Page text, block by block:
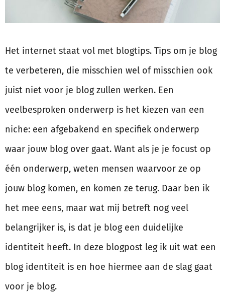
Het internet staat vol met blogtips. Tips om je blog
te verbeteren, die misschien wel of misschien ook
juist niet voor je blog zullen werken. Een
veelbesproken onderwerp is het kiezen van een
niche: een afgebakend en specifiek onderwerp
waar jouw blog over gaat. Want als je je focust op
één onderwerp, weten mensen waarvoor ze op
jouw blog komen, en komen ze terug. Daar ben ik
het mee eens, maar wat mij betreft nog veel
belangrijker is, is dat je blog een duidelijke
identiteit heeft. In deze blogpost leg ik uit wat een
blog identiteit is en hoe hiermee aan de slag gaat
voor je blog.